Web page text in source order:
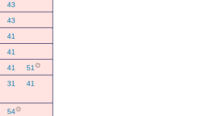
43
43
41
41
41 51 ◎
31
41
54◎